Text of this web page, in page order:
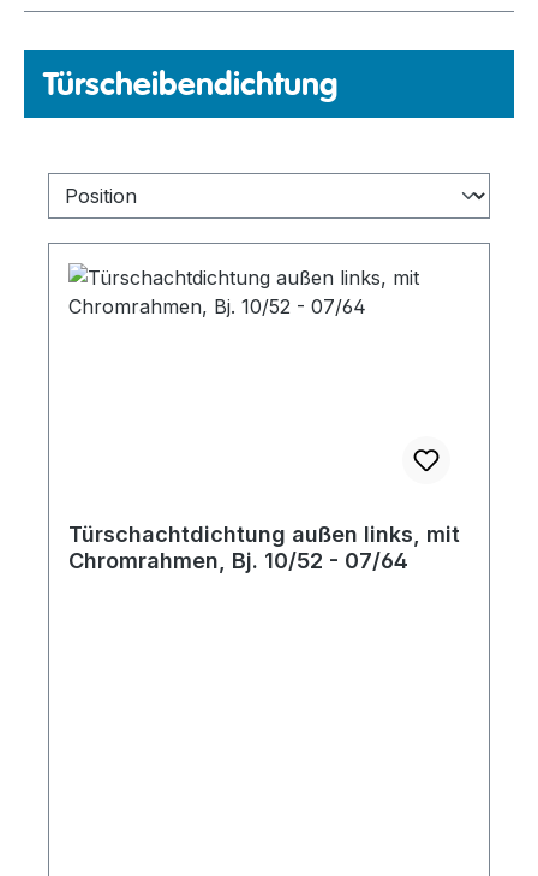
Türscheibendichtung
Türschachtdichtung außen links, mit
Chromrahmen, Bj. 10/52 - 07/64